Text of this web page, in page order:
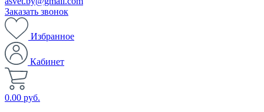
Заказать звонок
Избранное
Кабинет
0.00 руб.